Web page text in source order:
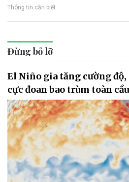
Thông tin cần biết
Đừng bỏ lỡ
El Niño gia tăng cường
cực đoan bao trùm toàn cầu